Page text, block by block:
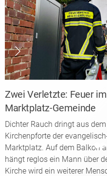
Zwei Verletzte: Feuer
Marktplatz-Gemeinde
Dichter Rauch dringt aus
Kirchenpforte der
Marktplatz. Auf dem Balkon
hängt reglos ein Mann über
Kirche wird ein weiterer